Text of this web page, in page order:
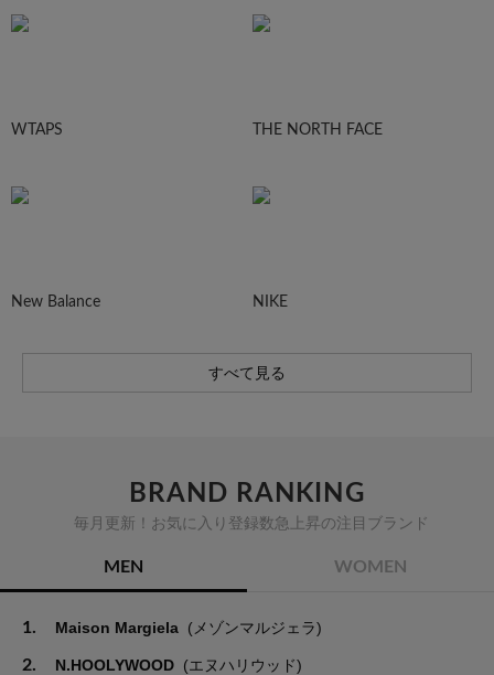
WTAPS THE NORTH FACE
New Balance NIKE
すべて見る
BRAND RANKING
毎月更新！お気に入り登録数急上昇の注目ブランド
MEN WOMEN
1. Maison Margiela (メゾンマルジェラ)
2. N.HOOLYWOOD (エヌハリウッド)